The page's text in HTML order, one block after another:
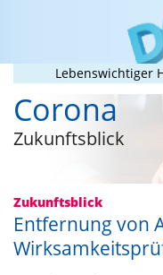
Lebenswichtiger
Corona
Zukunftsblick
Zukunftsblick
Entfernung von